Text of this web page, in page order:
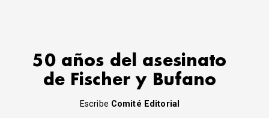
50 años del asesinato
de Fischer y Bufano
Escribe Comité Editorial